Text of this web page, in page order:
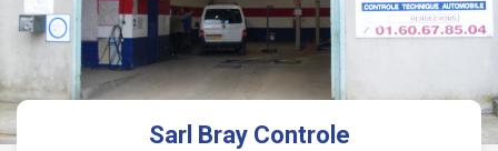
Sarl Bray Controle